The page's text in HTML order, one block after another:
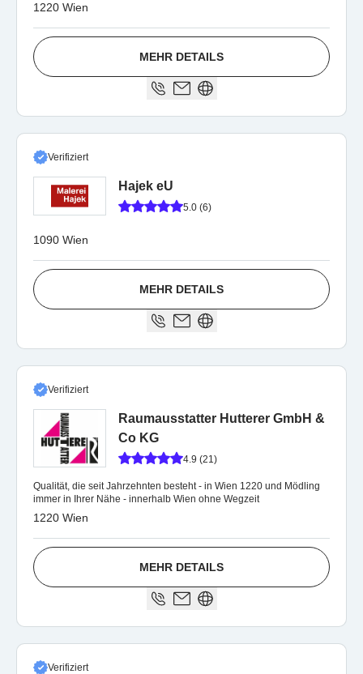
1220 Wien
MEHR DETAILS
Verifiziert
Hajek eU
5.0 (6)
1090 Wien
MEHR DETAILS
Verifiziert
Raumausstatter Hutterer GmbH &
Co KG
4.9 (21)
Qualität, die seit Jahrzehnten besteht - in Wien 1220 und Mödling
immer in Ihrer Nähe - innerhalb Wien ohne Wegzeit
1220 Wien
MEHR DETAILS
Verifiziert